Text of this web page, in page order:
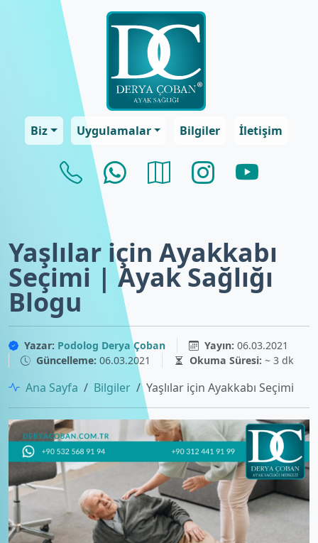
Biz Uygulamalar Bilgiler İletişim
Yaşlılar için Ayakkabı
Seçimi | Ayak Sağlığı
Blogu
Yazar: Podolog Derya Çoban Yayın: 06.03.2021
Güncelleme: 06.03.2021 Okuma Süresi: ~ 3 dk
Ana Sayfa Bilgiler Yaşlılar için Ayakkabı Seçimi